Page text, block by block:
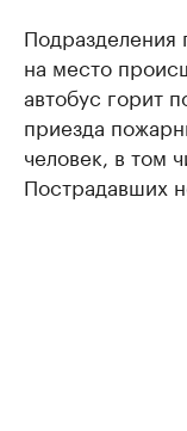
на место
автобус горит
приезда
человек, в том
Пострадавших